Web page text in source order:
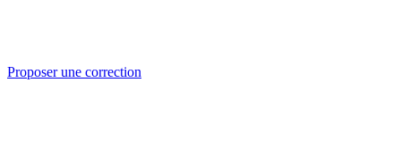
Proposer une correction